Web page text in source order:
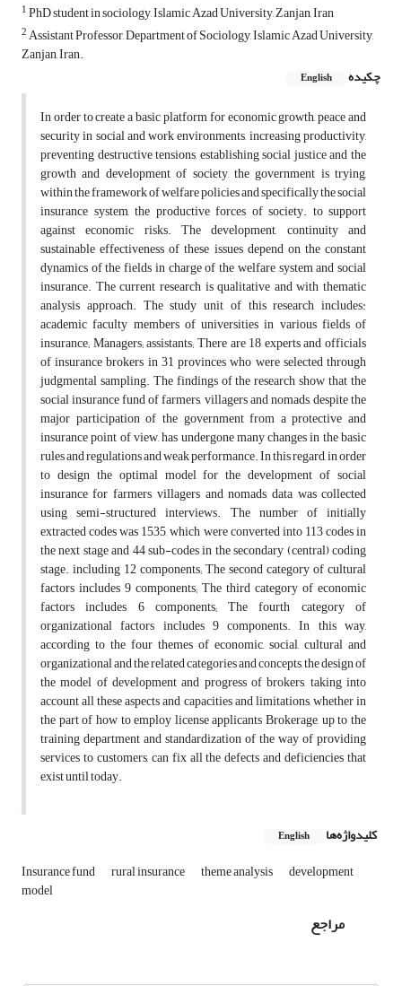
1PhD student in sociology, Islamic Azad University, Zanjan, Iran
2Assistant Professor, Department of Sociology, Islamic Azad University,
Zanjan, Iran.
چکیده
English
In order to create a basic platform for economic growth, peace and
security in social and work environments, increasing productivity,
preventing destructive tensions, establishing social justice and the
growth and development of society, the government is trying,
within the framework of welfare policies and specifically the social
insurance system, the productive forces of society. to support
against economic risks. The development, continuity and
sustainable effectiveness of these issues depend on the constant
dynamics of the fields in charge of the welfare system and social
insurance. The current research is qualitative and with thematic
analysis approach. The study unit of this research includes:
academic faculty members of universities in various fields of
insurance; Managers; assistants; There are 18 experts and officials
of insurance brokers in 31 provinces who were selected through
judgmental sampling. The findings of the research show that the
social insurance fund of farmers, villagers and nomads, despite the
major participation of the government from a protective and
insurance point of view, has undergone many changes in the basic
rules and regulations and weak performance. In this regard, in order
to design the optimal model for the development of social
insurance for farmers, villagers and nomads, data was collected
using semi-structured interviews. The number of initially
extracted codes was 1535, which were converted into 113 codes in
the next stage and 44 sub-codes in the secondary (central) coding
stage. including 12 components; The second category of cultural
factors includes 9 components; The third category of economic
factors includes 6 components; The fourth category of
organizational factors includes 9 components. In this way,
according to the four themes of economic, social, cultural and
organizational and the related categories and concepts, the design of
the model of development and progress of brokers, taking into
account all these aspects and capacities and limitations, whether in
the part of how to employ license applicants Brokerage, up to the
training department and standardization of the way of providing
services to customers, can fix all the defects and deficiencies that
exist until today.
کلیدواژه‌ها English
Insurance fund rural insurance theme analysis development
model
مراجع